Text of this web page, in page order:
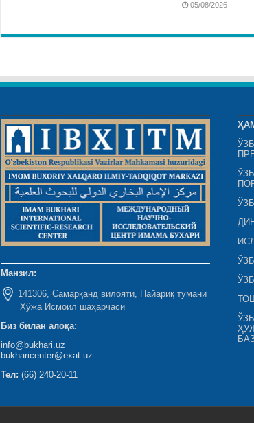
05/08/2026
Манзил:
141306, Самарқанд вилояти, Пайариқ тумани
Хўжа Исмоил шаҳарчаси
Биз билан алоқа:
info@bukhari.uz
bukharicenter@exat.uz
Тел: (66) 240-20-11